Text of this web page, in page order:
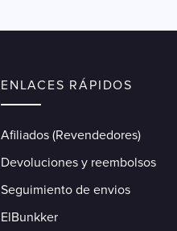
ENLACES RÁPIDOS
Afiliados (Revendedores)
Devoluciones y reembolsos
Seguimiento de envios
ElBunkker